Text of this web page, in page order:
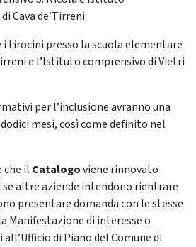
Cava de’Tirreni.
i tirocini presso la scuola elementare
e l’Istituto comprensivo di Vietri
per l’inclusione avranno una
mesi, così come definito nel
che il Catalogoviene rinnovato
altre aziende intendono rientrare
presentare domanda con le stesse
Manifestazione di interesse o
di Piano del Comune di